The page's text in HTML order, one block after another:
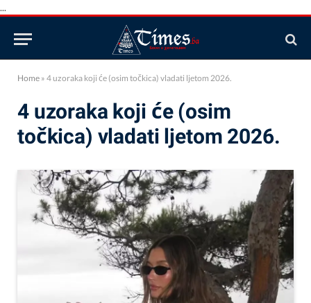
...
Home » 4 uzoraka koji će (osim točkica) vladati ljetom 2026.
4 uzoraka koji će (osim
točkica) vladati ljetom 2026.